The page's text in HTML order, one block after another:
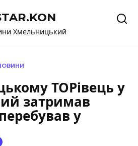
Хмельницький
ТОРівець у
затримав
у